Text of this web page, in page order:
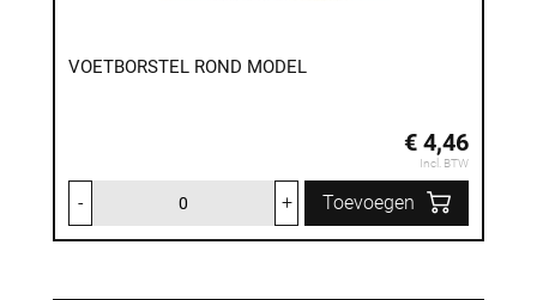
VOETBORSTEL ROND MODEL
€ 4,46
Incl. BTW
- + Toevoegen